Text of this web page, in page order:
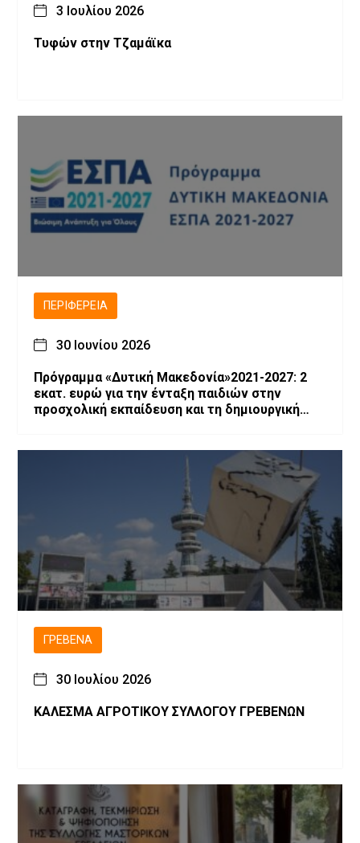
3 Ιουλίου 2026
Τυφών στην Τζαμάϊκα
ΠΕΡΙΦΈΡΕΙΑ
30 Ιουνίου 2026
Πρόγραμμα «Δυτική Μακεδονία»2021-2027: 2
εκατ. ευρώ για την ένταξη παιδιών στην
προσχολική εκπαίδευση και τη δημιουργική
ΓΡΕΒΕΝΆ
30 Ιουλίου 2026
ΚΑΛΕΣΜΑ ΑΓΡΟΤΙΚΟΥ ΣΥΛΛΟΓΟΥ ΓΡΕΒΕΝΩΝ